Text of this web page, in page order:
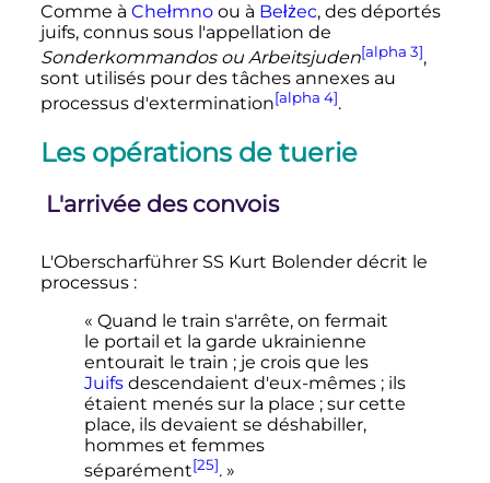
Comme à Chełmnoou à Bełżec, des déportés
juifs, connus sous l'appellation de
Sonderkommandos ou Arbeitsjuden[alpha 3],
sont utilisés pour des tâches annexes au
processus d'extermination[alpha 4].
Les opérations de tuerie
L'arrivée des convois
L'Oberscharführer SS Kurt Bolender décrit le
processus :
« Quand le train s'arrête, on fermait
le portail et la garde ukrainienne
entourait le train ; je crois que les
Juifsdescendaient d'eux-mêmes ; ils
étaient menés sur la place ; sur cette
place, ils devaient se déshabiller,
hommes et femmes
séparément[25]. »